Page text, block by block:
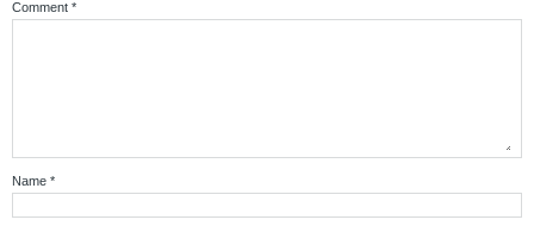
Comment *
Name *